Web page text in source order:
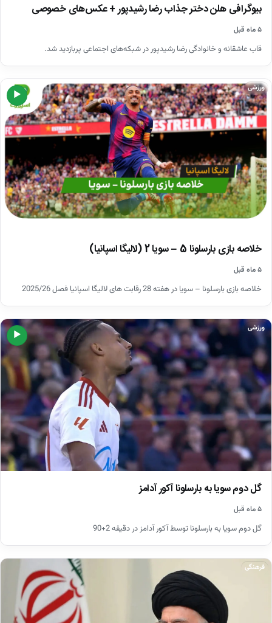
بیوگرافی هلن دختر جذاب رضا رشیدپور + عکس‌های خصوصی
۵ ماه قبل
قاب عاشقانه و خانوادگی رضا رشیدپور در شبکه‌های اجتماعی پربازدید شد.
▶
ورزشی
خلاصه بازی بارسلونا 5 – سویا 2 (لالیگا اسپانیا)
۵ ماه قبل
خلاصه بازی بارسلونا – سویا در هفته 28 رقابت های لالیگا اسپانیا فصل 2025/26
▶
ورزشی
گل دوم سویا به بارسلونا آکور آدامز
۵ ماه قبل
گل دوم سویا به بارسلونا توسط آکور آدامز در دقیقه 2+90
فرهنگی